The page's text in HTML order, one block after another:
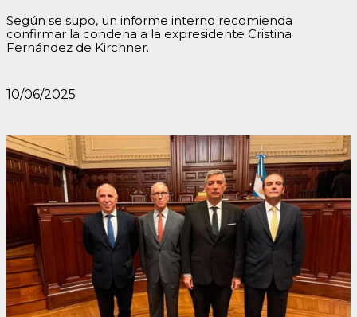
Según se supo, un informe interno recomienda
confirmar la condena a la expresidente Cristina
Fernández de Kirchner.
10/06/2025